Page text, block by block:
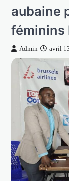
aubaine
féminins
Admin avril